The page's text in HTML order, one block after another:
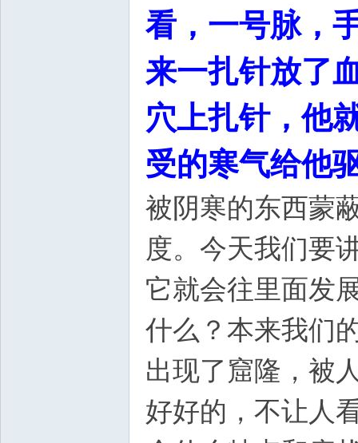
看，一号脉，
来一扎针放了
穴上扎针，他
受的寒气给他
被阴寒的东西蒙
度。今天我们要
它就会往里面发
什么？本来我们
出现了窟隆，被
好好的，不让人